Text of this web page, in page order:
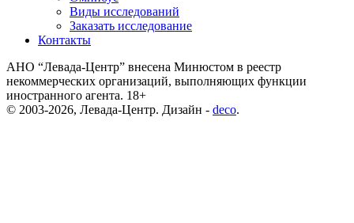
Виды исследований
Заказать исследование
Контакты
АНО “Левада-Центр” внесена Минюстом в реестр
некоммерческих организаций, выполняющих функции
иностранного агента. 18+
© 2003-2026, Левада-Центр. Дизайн - deco.